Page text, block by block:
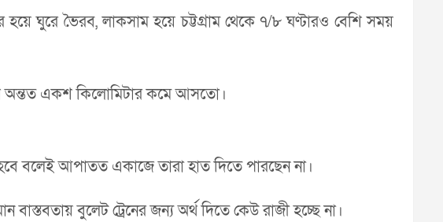
ঘুরে ভৈরব, লাকসাম হয়ে চট্টগ্রাম থেকে ৭/৮ ঘণ্টারও বেশি সময়
অন্তত একশ কিলোমিটার কমে আসতো।
বলেই আপাতত একাজে তারা হাত দিতে পারছেন না।
বুলেট ট্রেনের জন্য অর্থ দিতে কেউ রাজী হচ্ছে না।